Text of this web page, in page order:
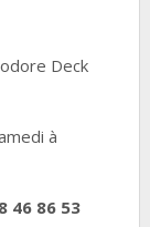
Deck
à
46 86 53